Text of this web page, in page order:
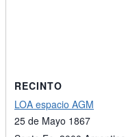
RECINTO
LOA espacio AGM
25 de Mayo 1867